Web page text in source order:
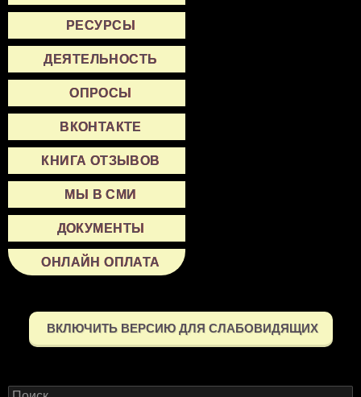
РЕСУРСЫ
ДЕЯТЕЛЬНОСТЬ
ОПРОСЫ
ВКОНТАКТЕ
КНИГА ОТЗЫВОВ
МЫ В СМИ
ДОКУМЕНТЫ
ОНЛАЙН ОПЛАТА
ВКЛЮЧИТЬ ВЕРСИЮ ДЛЯ СЛАБОВИДЯЩИХ
Найти: